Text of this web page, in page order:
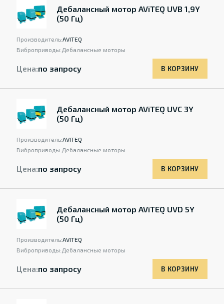
Дебалансный мотор AViTEQ UVB 1,9Y
(50 Гц)
Производитель:AVITEQ
Виброприводы: Дебалансные моторы
Цена:по запросу В КОРЗИНУ
Дебалансный мотор AViTEQ UVC 3Y
(50 Гц)
Производитель:AVITEQ
Виброприводы: Дебалансные моторы
Цена:по запросу В КОРЗИНУ
Дебалансный мотор AViTEQ UVD 5Y
(50 Гц)
Производитель:AVITEQ
Виброприводы: Дебалансные моторы
Цена:по запросу В КОРЗИНУ